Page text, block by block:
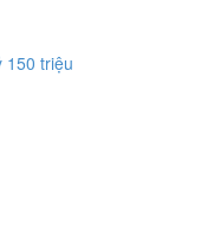
150 triệu